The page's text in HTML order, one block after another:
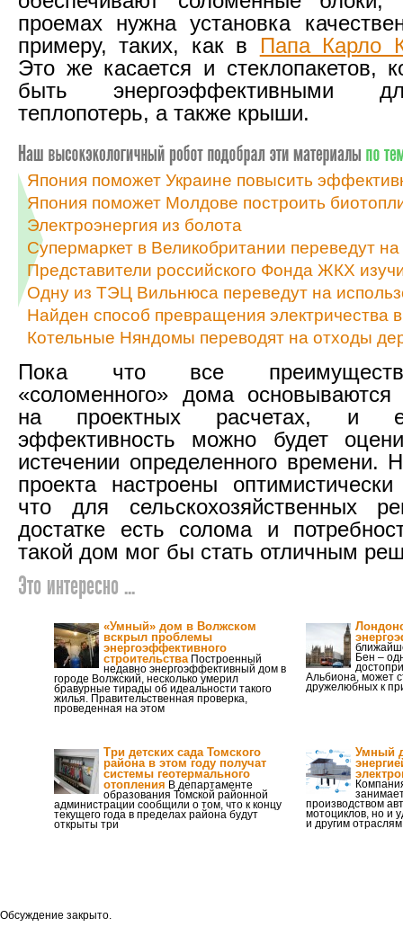
проемах нужна установка
примеру, таких, как в Папа Карло
Это же касается и стеклопакетов,
быть энергоэффективными
теплопотерь, а также крыши.
Япония поможет Украине повысить
Япония поможет Молдове построить
Электроэнергия из болота
Супермаркет в Великобритании переведут
Представители российского Фонда ЖКХ
Одну из ТЭЦ Вильнюса переведут на
Найден способ превращения электричества
Котельные Няндомы переводят на отходы
Пока что все
«соломенного» дома основываются
на проектных расчетах, и
эффективность можно будет
истечении определенного времени.
проекта настроены
что для сельскохозяйственных
достатке есть солома и
такой дом мог бы стать отличным
Это интересно ...
«Умный» дом в Волжском
вскрыл проблемы
энергоэффективного
строительстваПостроенный
недавно энергоэффективный дом в
городе Волжский, несколько умерил
бравурные тирады об идеальности такого
жилья. Правительственная проверка,
проведенная на этом
Бен –
Альбиона, может
дружелюбных к
Три детских сада Томского
района в этом году получат
системы геотермального
отопления В департаменте
образования Томской районной
администрации сообщили о том, что к концу
текущего года в пределах района будут
открыты три
Умный
производством
мотоциклов, но и
и другим
Обсуждение закрыто.